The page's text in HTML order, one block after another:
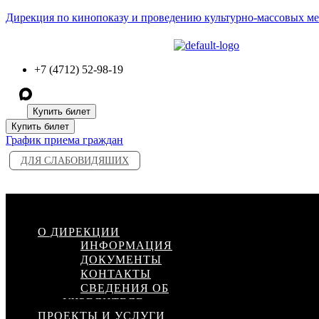
Дирекция по кинопоказу и проведению культурно-массовых
+7 (4712) 52-98-19
Купить билет
Купить билет
График приема граждан
ДЛЯ СЛАБОВИДЯШИХ
О ДИРЕКЦИИ
ИНФОРМАЦИЯ
ДОКУМЕНТЫ
КОНТАКТЫ
СВЕДЕНИЯ ОБ
УЧРЕДИТЕЛЕ
ПРОЕКТЫ И УСЛУГИ